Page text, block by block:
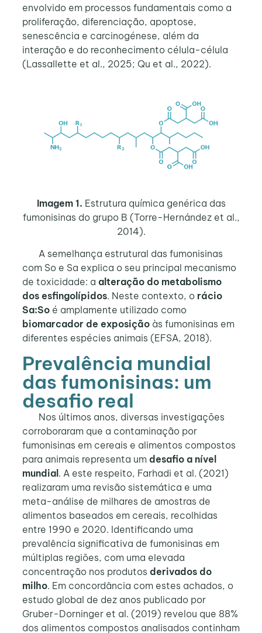
envolvido em processos fundamentais como a
proliferação, diferenciação, apoptose,
senescência e carcinogénese, além da
interação e do reconhecimento célula-célula
(Lassallette et al., 2025; Qu et al., 2022).
Imagem 1. Estrutura química genérica das
fumonisinas do grupo B (Torre-Hernández et al.,
2014).
A semelhança estrutural das fumonisinas
com So e Sa explica o seu principal mecanismo
de toxicidade: a alteração do metabolismo
dos esfingolípidos. Neste contexto, o rácio
Sa:Soé amplamente utilizado como
biomarcador de exposiçãoàs fumonisinas em
diferentes espécies animais (EFSA, 2018).
Prevalência mundial
das fumonisinas: um
desafio real
Nos últimos anos, diversas investigações
corroboraram que a contaminação por
fumonisinas em cereais e alimentos compostos
para animais representa um desafio a nível
mundial. A este respeito, Farhadi et al. (2021)
realizaram uma revisão sistemática e uma
meta-análise de milhares de amostras de
alimentos baseados em cereais, recolhidas
entre 1990 e 2020. Identificando uma
prevalência significativa de fumonisinas em
múltiplas regiões, com uma elevada
concentração nos produtos derivados do
milho. Em concordância com estes achados, o
estudo global de dez anos publicado por
Gruber-Dorninger et al. (2019) revelou que 88%
dos alimentos compostos analisados continham